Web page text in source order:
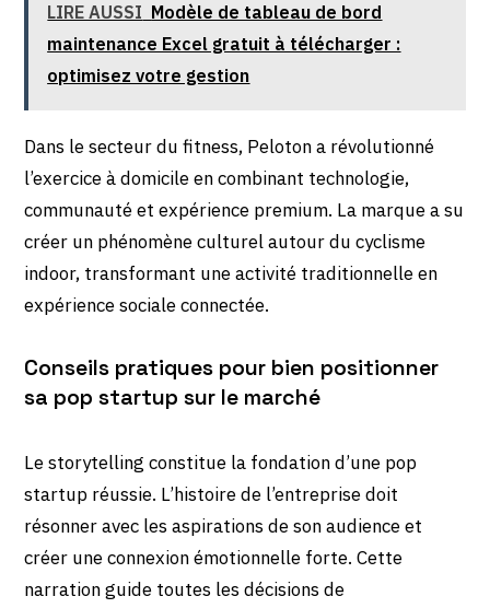
LIRE AUSSI Modèle de tableau de bord
maintenance Excel gratuit à télécharger :
optimisez votre gestion
Dans le secteur du fitness, Peloton a révolutionné
l’exercice à domicile en combinant technologie,
communauté et expérience premium. La marque a su
créer un phénomène culturel autour du cyclisme
indoor, transformant une activité traditionnelle en
expérience sociale connectée.
Conseils pratiques pour bien positionner
sa pop startup sur le marché
Le storytelling constitue la fondation d’une pop
startup réussie. L’histoire de l’entreprise doit
résonner avec les aspirations de son audience et
créer une connexion émotionnelle forte. Cette
narration guide toutes les décisions de